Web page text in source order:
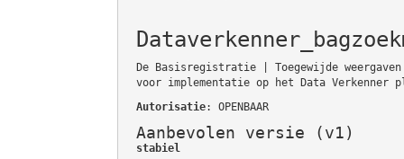
De Basisregistratie | Toegewijde
voor implementatie op het Data Verkenner
Autorisatie: OPENBAAR
Aanbevolen versie (v1)
stabiel